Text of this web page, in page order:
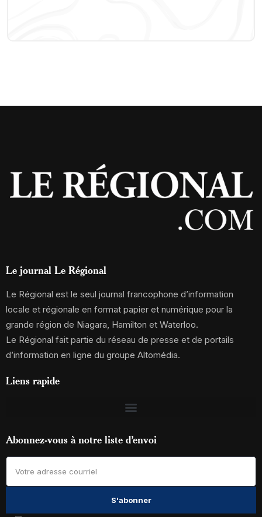
Le journal Le Régional
Le Régional est le seul journal francophone d’information
locale et régionale en format papier et numérique pour la
grande région de Niagara, Hamilton et Waterloo.
Le Régional fait partie du réseau de presse et de portails
d’information en ligne du groupe Altomédia.
Liens rapide
Abonnez-vous à notre liste d’envoi